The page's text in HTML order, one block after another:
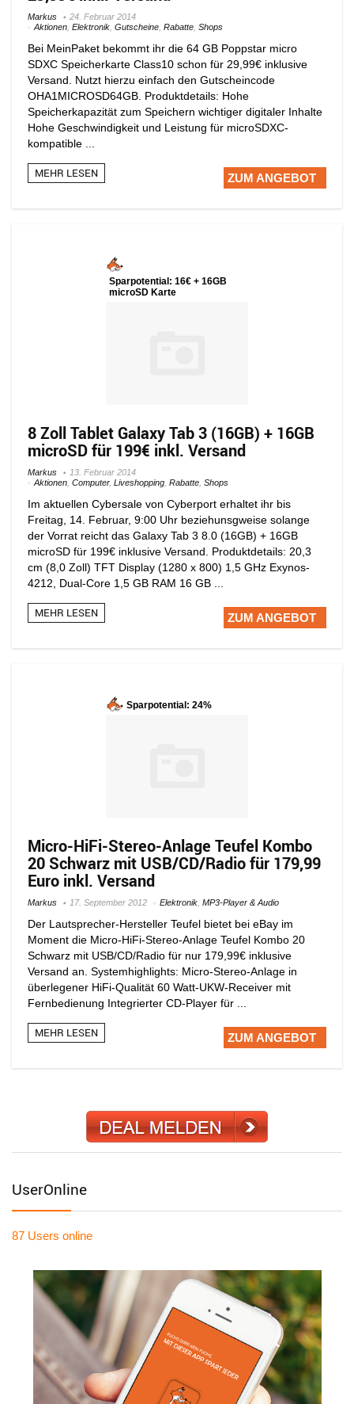
Markus
24. Februar 2014
Aktionen Elektronik Gutscheine Rabatte Shops
Bei MeinPaket bekommt ihr die 64 GB Poppstar micro
SDXC Speicherkarte Class10 schon für 29,99€ inklusive
Versand. Nutzt hierzu einfach den Gutscheincode
OHA1MICROSD64GB. Produktdetails: Hohe
Speicherkapazität zum Speichern wichtiger digitaler Inhalte
Hohe Geschwindigkeit und Leistung für microSDXC-
kompatible ...
MEHR LESEN ZUM ANGEBOT
Sparpotential: 16€ + 16GB
microSD Karte
8 Zoll Tablet Galaxy Tab 3 (16GB) + 16GB
microSD für 199€ inkl. Versand
Markus
13. Februar 2014
Aktionen Computer, Liveshopping Rabatte Shops
Im aktuellen Cybersale von Cyberport erhaltet ihr bis
Freitag, 14. Februar, 9:00 Uhr beziehunsgweise solange
der Vorrat reicht das Galaxy Tab 3 8.0 (16GB) + 16GB
microSD für 199€ inklusive Versand. Produktdetails: 20,3
cm (8,0 Zoll) TFT Display (1280 x 800) 1,5 GHz Exynos-
4212, Dual-Core 1,5 GB RAM 16 GB ...
MEHR LESEN ZUM ANGEBOT
Sparpotential: 24%
Micro-HiFi-Stereo-Anlage Teufel Kombo
20 Schwarz mit USB/CD/Radio für 179,99
Euro inkl. Versand
Markus 17. September 2012 Elektronik MP3-Player & Audio
Der Lautsprecher-Hersteller Teufel bietet bei eBay im
Moment die Micro-HiFi-Stereo-Anlage Teufel Kombo 20
Schwarz mit USB/CD/Radio für nur 179,99€ inklusive
Versand an. Systemhighlights: Micro-Stereo-Anlage in
überlegener HiFi-Qualität 60 Watt-UKW-Receiver mit
Fernbedienung Integrierter CD-Player für ...
MEHR LESEN ZUM ANGEBOT
UserOnline
87 Users online